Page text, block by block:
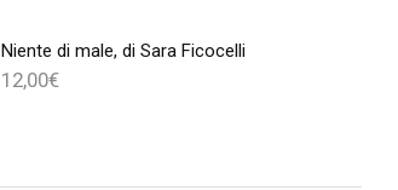
Niente di male, di Sara Ficocelli
12,00€